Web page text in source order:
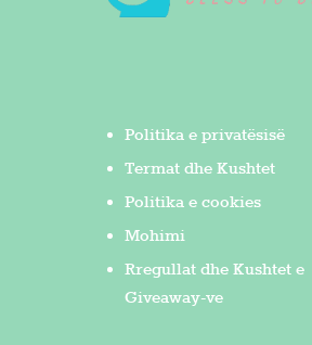
Politika e privatësisë
Termat dhe Kushtet
Politika e cookies
Mohimi
Rregullat dhe Kushtet e
Giveaway-ve